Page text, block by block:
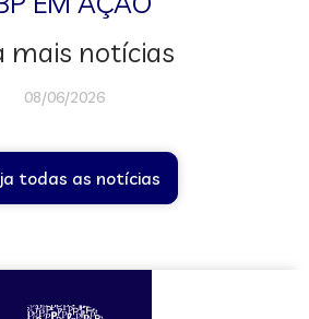
mais notícias
08/06/2026
todas as notícias